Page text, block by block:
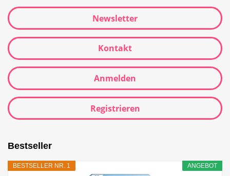
Newsletter
Kontakt
Anmelden
Registrieren
Bestseller
ANGEBOT
BESTSELLER NR. 1